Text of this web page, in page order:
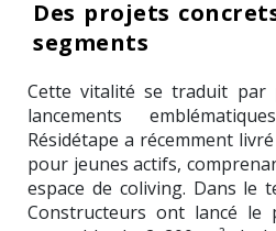
Des projets
segments
Cette vitalité se traduit par
lancements
Résidétape a récemment
pour jeunes actifs,
espace de coliving. Dans le
Constructeurs ont lancé le